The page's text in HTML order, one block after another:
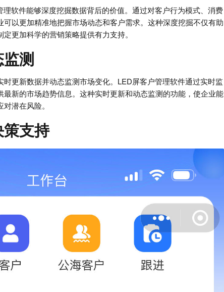
软件能够深度挖掘数据背后的价值。通过对客户行为模式、消费
以更加精准地把握市场动态和客户需求。这种深度挖掘不仅有助
更加科学的营销策略提供有力支持。
测
更新数据并动态监测市场变化。LED屏客户管理软件通过实时监
新的市场趋势信息。这种实时更新和动态监测的功能，使企业能
潜在风险。
支持